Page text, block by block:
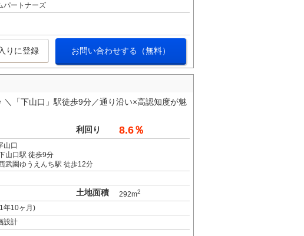
パートナーズ
りに登録 お問い合わせする（無料）
「下山口」駅徒歩9分／通り沿い×高認知度が魅
利回り 8.6％
山口
山口駅 徒歩9分
武園ゆうえんち駅 徒歩12分
土地面積 292m2
年10ヶ月)
設計